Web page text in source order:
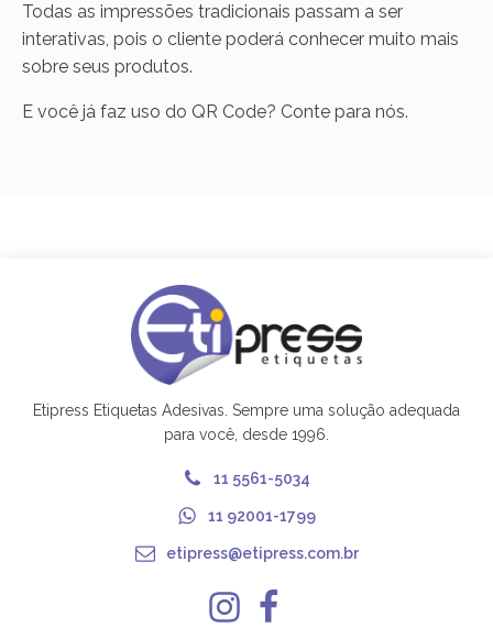
Todas as impressões tradicionais passam a ser
interativas, pois o cliente poderá conhecer muito mais
sobre seus produtos.
E você já faz uso do QR Code? Conte para nós.
Etipress Etiquetas Adesivas. Sempre uma solução adequada
para você, desde 1996.
11 5561-5034
11 92001-1799
etipress@etipress.com.br